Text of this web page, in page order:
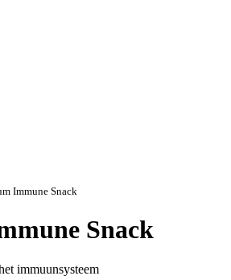
Immune Snack
Snack
immuunsysteem